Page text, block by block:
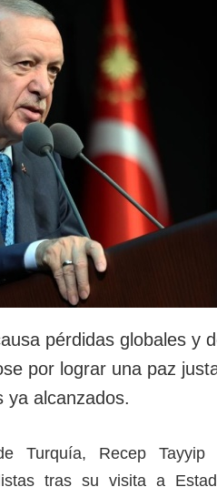
pérdidas globales y
por lograr una paz
ya alcanzados.
Turquía, Recep Tayyip
tras su visita a